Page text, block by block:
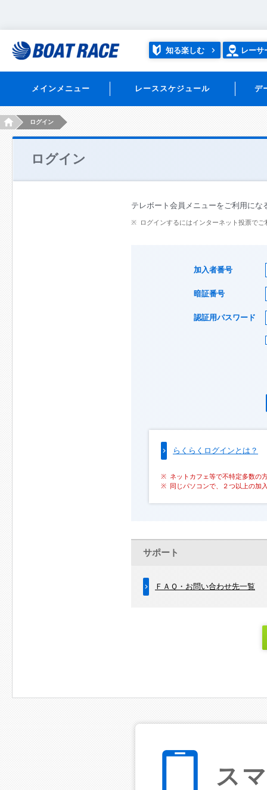
知る楽しむ レーサ
メインメニュー レーススケジュール デ
HOMEログイン
ログイン
テレボート会員メニューをご利用にな
ログインするにはインターネット投票で
加入者番号
暗証番号
認証用パスワード
らくらくログインとは？
ネットカフェ等で不特定多数の
同じパソコンで、２つ以上の加
サポート
ＦＡＱ・お問い合わせ先一覧
ス